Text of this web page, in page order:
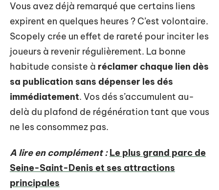
Vous avez déjà remarqué que certains liens
expirent en quelques heures ? C’est volontaire.
Scopely crée un effet de rareté pour inciter les
joueurs à revenir régulièrement. La bonne
habitude consiste à réclamer chaque lien dès
sa publication sans dépenser les dés
immédiatement. Vos dés s’accumulent au-
delà du plafond de régénération tant que vous
ne les consommez pas.
A lire en complément : Le plus grand parc de
Seine-Saint-Denis et ses attractions
principales